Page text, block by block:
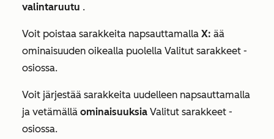
valintaruutu .
Voit poistaa sarakkeita napsauttamalla X: ää
ominaisuuden oikealla puolella Valitut sarakkeet -
osiossa.
Voit järjestää sarakkeita uudelleen napsauttamalla
ja vetämällä ominaisuuksia Valitut sarakkeet -
osiossa.